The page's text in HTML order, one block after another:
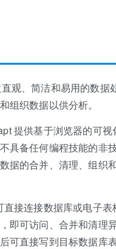
观、简洁和易用的数据
组织数据以供分析。
提供基于浏览器的可视
具备任何编程技能的非
据的合并、清理、组织
接连接数据库或电子表
即可访问、合并和清理
可直接写到目标数据库表